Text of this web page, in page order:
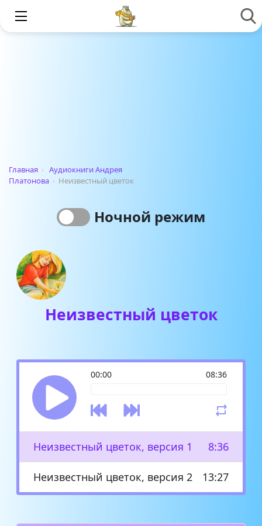
Главная › Аудиокниги Андрея
Платонова › Неизвестный цветок
Ночной режим
Неизвестный цветок
00:00 08:36
Неизвестный цветок, версия 1 8:36
Неизвестный цветок, версия 2 13:27